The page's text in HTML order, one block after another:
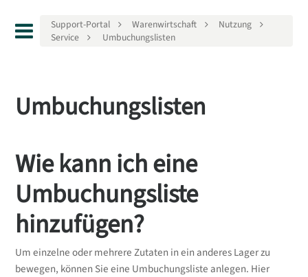
Support-Portal Warenwirtschaft
Nutzung
Service
Umbuchungslisten
Umbuchungslisten
Wie kann ich eine
Umbuchungsliste
hinzufügen?
Um einzelne oder mehrere Zutaten in ein anderes Lager zu
bewegen, können Sie eine Umbuchungsliste anlegen. Hier